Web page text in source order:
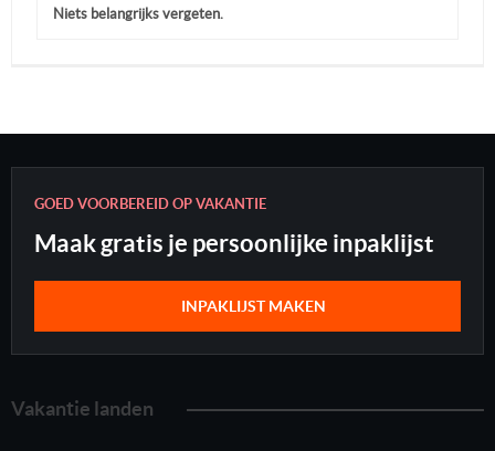
Niets belangrijks vergeten.
GOED VOORBEREID OP VAKANTIE
Maak gratis je persoonlijke inpaklijst
INPAKLIJST MAKEN
Vakantie landen